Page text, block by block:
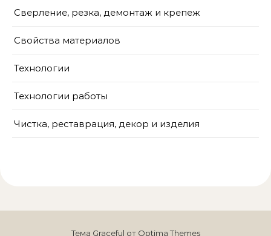
Сверление, резка, демонтаж и крепеж
Свойства материалов
Технологии
Технологии работы
Чистка, реставрация, декор и изделия
Тема Graceful от Optima Themes